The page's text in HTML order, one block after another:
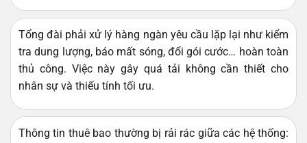
Tổng đài phải xử lý hàng ngàn yêu cầu lặp lại như kiểm
tra dung lượng, báo mất sóng, đổi gói cước… hoàn toàn
thủ công. Việc này gây quá tải không cần thiết cho
nhân sự và thiếu tính tối ưu.
Thông tin thuê bao thường bị rải rác giữa các hệ thống: